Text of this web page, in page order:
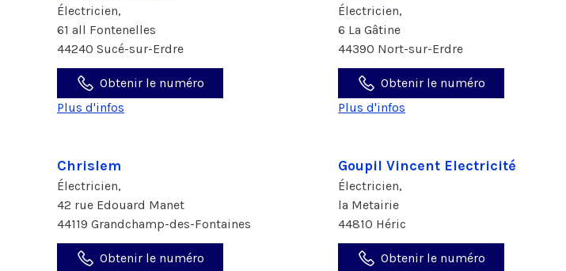
Électricien,
61 all Fontenelles
44240 Sucé-sur-Erdre
Obtenir le numéro
Plus d'infos
Électricien,
6 La Gâtine
44390 Nort-sur-Erdre
Obtenir le numéro
Plus d'infos
Chrislem
Électricien,
42 rue Edouard Manet
44119 Grandchamp-des-Fontaines
Obtenir le numéro
Goupil Vincent Electricité
Électricien,
la Metairie
44810 Héric
Obtenir le numéro